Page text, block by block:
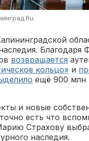
возвращается
кольцо» и
ещё 900 млн
и новые
есть что
Страхову
наследия.